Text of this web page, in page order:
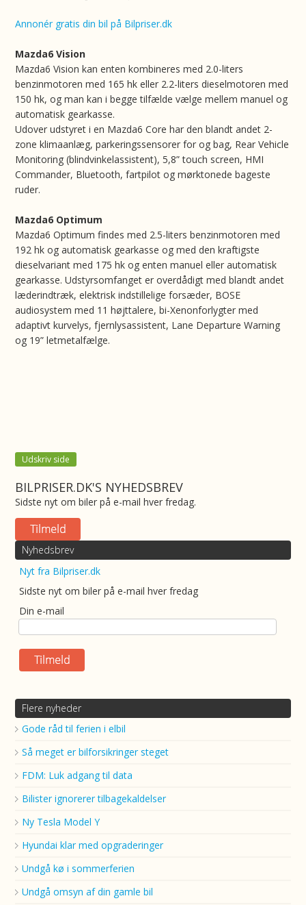
Annonér gratis din bil på Bilpriser.dk
Mazda6 Vision
Mazda6 Vision kan enten kombineres med 2.0-liters
benzinmotoren med 165 hk eller 2.2-liters dieselmotoren med
150 hk, og man kan i begge tilfælde vælge mellem manuel og
automatisk gearkasse.
Udover udstyret i en Mazda6 Core har den blandt andet 2-
zone klimaanlæg, parkeringssensorer for og bag, Rear Vehicle
Monitoring (blindvinkelassistent), 5,8” touch screen, HMI
Commander, Bluetooth, fartpilot og mørktonede bageste
ruder.
Mazda6 Optimum
Mazda6 Optimum findes med 2.5-liters benzinmotoren med
192 hk og automatisk gearkasse og med den kraftigste
dieselvariant med 175 hk og enten manuel eller automatisk
gearkasse. Udstyrsomfanget er overdådigt med blandt andet
læderindtræk, elektrisk indstillelige forsæder, BOSE
audiosystem med 11 højttalere, bi-Xenonforlygter med
adaptivt kurvelys, fjernlysassistent, Lane Departure Warning
og 19” letmetalfælge.
Udskriv side
BILPRISER.DK'S NYHEDSBREV
Sidste nyt om biler på e-mail hver fredag.
Nyhedsbrev
Nyt fra Bilpriser.dk
Sidste nyt om biler på e-mail hver fredag
Din e-mail
Flere nyheder
Gode råd til ferien i elbil
Så meget er bilforsikringer steget
FDM: Luk adgang til data
Bilister ignorerer tilbagekaldelser
Ny Tesla Model Y
Hyundai klar med opgraderinger
Undgå kø i sommerferien
Undgå omsyn af din gamle bil